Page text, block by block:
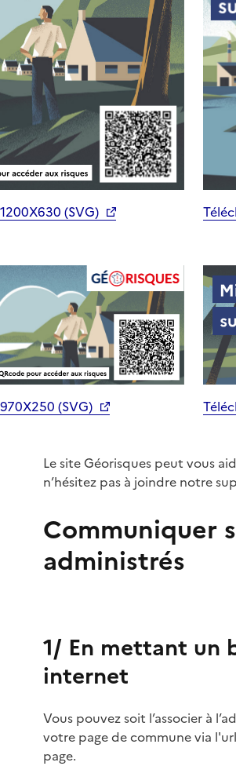
(SVG)
(SVG)
Le site Géorisques peut vous
n’hésitez pas à joindre notre
Communiquer
administrés
1/ En mettant un
internet
Vous pouvez soit l’associer à
votre page de commune via
page.